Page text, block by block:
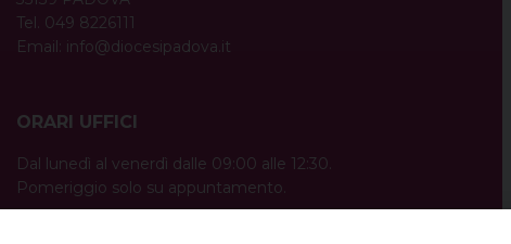
Tel. 049 8226111
Email: info@diocesipadova.it
ORARI UFFICI
Dal lunedì al venerdì dalle 09:00 alle 12:30.
Pomeriggio solo su appuntamento.